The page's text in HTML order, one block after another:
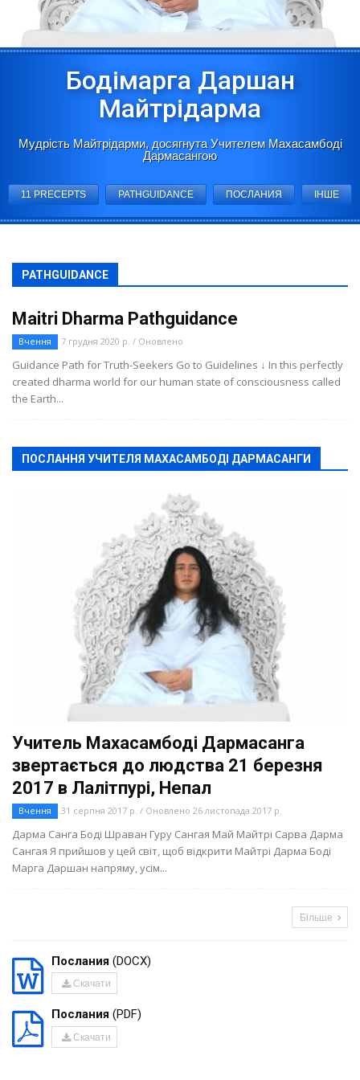
Бодімарга Даршан
Майтрідарма
Мудрість Майтрідарми, досягнута Учителем Махасамбоді
Дармасангою
11 PRECEPTS PATHGUIDANCE ПОСЛАНИЯ ІНШЕ
PATHGUIDANCE
Maitri Dharma Pathguidance
Вчення 7 грудня 2020 р. / Оновлено
Guidance Path for Truth-Seekers Go to Guidelines ↓ In this perfectly
created dharma world for our human state of consciousness called
the Earth...
ПОСЛАННЯ УЧИТЕЛЯ МАХАСАМБОДІ ДАРМАСАНГИ
Учитель Махасамбоді Дармасанга
звертається до людства 21 березня
2017 в Лалітпурі, Непал
Вчення 31 серпня 2017 р. / Оновлено 26 листопада 2017 р.
Дарма Санга Боді Шраван Гуру Сангая Май Майтрі Сарва Дарма
Сангая Я прийшов у цей світ, щоб відкрити Майтрі Дарма Боді
Марга Даршан напряму, усім...
Більше
Послания (DOCX)
Скачати
Послания (PDF)
Скачати